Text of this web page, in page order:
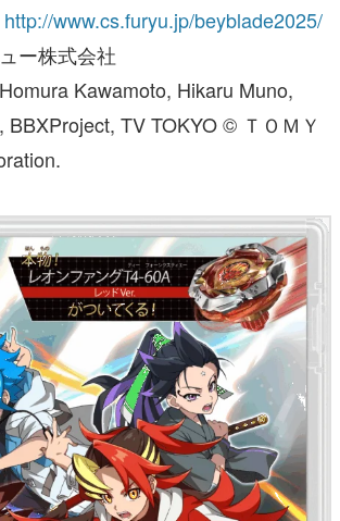
http://www.cs.furyu.jp/beyblade2025/
ー株式会社
Kawamoto, Hikaru Muno,
BBXProject, TV TOKYO © ＴＯＭＹ